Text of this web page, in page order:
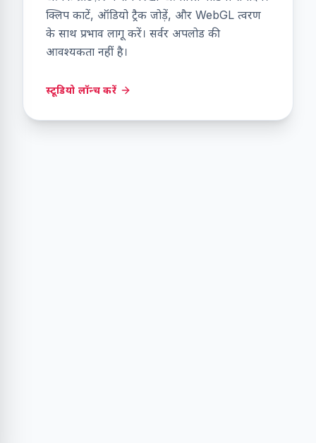
क्लिप काटें, ऑडियो ट्रैक जोड़ें, और WebGL त्वरण
के साथ प्रभाव लागू करें। सर्वर अपलोड की
आवश्यकता नहीं है।
स्टूडियो लॉन्च करें